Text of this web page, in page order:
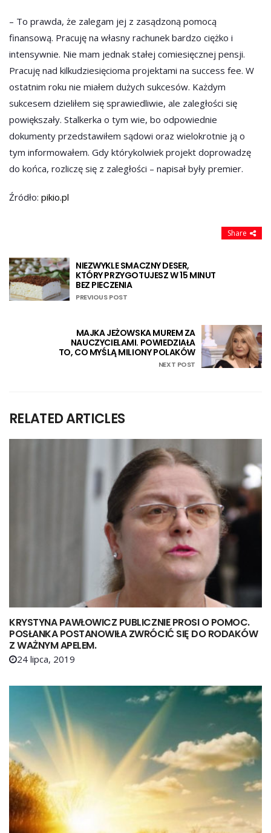
– To prawda, że zalegam jej z zasądzoną pomocą
finansową. Pracuję na własny rachunek bardzo ciężko i
intensywnie. Nie mam jednak stałej comiesięcznej pensji.
Pracuję nad kilkudziesięcioma projektami na success fee. W
ostatnim roku nie miałem dużych sukcesów. Każdym
sukcesem dzieliłem się sprawiedliwie, ale zaległości się
powiększały. Stalkerka o tym wie, bo odpowiednie
dokumenty przedstawiłem sądowi oraz wielokrotnie ją o
tym informowałem. Gdy którykolwiek projekt doprowadzę
do końca, rozliczę się z zaległości – napisał były premier.
Źródło: pikio.pl
Share
NIEZWYKLE SMACZNY DESER,
KTÓRY PRZYGOTUJESZ W 15 MINUT
BEZ PIECZENIA
PREVIOUS POST
MAJKA JEŻOWSKA MUREM ZA
NAUCZYCIELAMI. POWIEDZIAŁA
TO, CO MYŚLĄ MILIONY POLAKÓW
NEXT POST
RELATED ARTICLES
KRYSTYNA PAWŁOWICZ PUBLICZNIE PROSI O POMOC.
POSŁANKA POSTANOWIŁA ZWRÓCIĆ SIĘ DO RODAKÓW
Z WAŻNYM APELEM.
24 lipca, 2019